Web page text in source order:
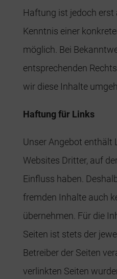
Haftung ist jedoch
Kenntnis einer
möglich. Bei
entsprechenden
wir diese Inhalte
Haftung für Links
Unser Angebot enthält
Websites Dritter, auf
Einfluss haben.
fremden Inhalte auch
übernehmen. Für die
Seiten ist stets der
Betreiber der Seiten
verlinkten Seiten